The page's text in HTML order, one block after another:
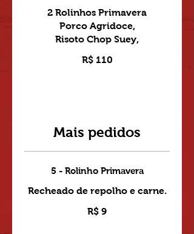
2 Rolinhos Primavera
Porco Agridoce,
Risoto Chop Suey,
R$ 110
Mais pedidos
5 - Rolinho Primavera
Recheado de repolho e carne.
R$ 9